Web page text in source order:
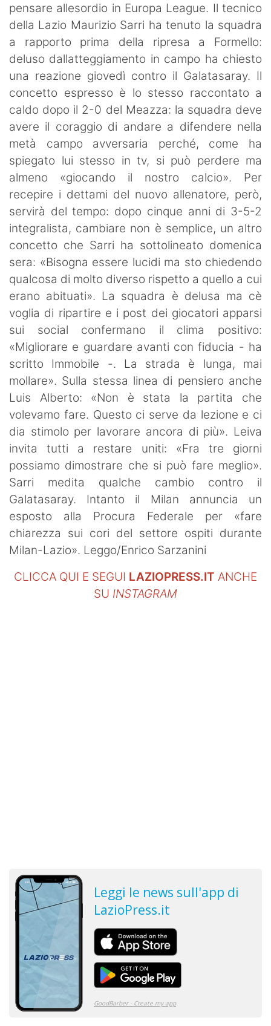
pensare allesordio in Europa League. Il tecnico
della Lazio Maurizio Sarri ha tenuto la squadra
a rapporto prima della ripresa a Formello:
deluso dallatteggiamento in campo ha chiesto
una reazione giovedì contro il Galatasaray. Il
concetto espresso è lo stesso raccontato a
caldo dopo il 2-0 del Meazza: la squadra deve
avere il coraggio di andare a difendere nella
metà campo avversaria perché, come ha
spiegato lui stesso in tv, si può perdere ma
almeno «giocando il nostro calcio». Per
recepire i dettami del nuovo allenatore, però,
servirà del tempo: dopo cinque anni di 3-5-2
integralista, cambiare non è semplice, un altro
concetto che Sarri ha sottolineato domenica
sera: «Bisogna essere lucidi ma sto chiedendo
qualcosa di molto diverso rispetto a quello a cui
erano abituati». La squadra è delusa ma cè
voglia di ripartire e i post dei giocatori apparsi
sui social confermano il clima positivo:
«Migliorare e guardare avanti con fiducia - ha
scritto Immobile -. La strada è lunga, mai
mollare». Sulla stessa linea di pensiero anche
Luis Alberto: «Non è stata la partita che
volevamo fare. Questo ci serve da lezione e ci
dia stimolo per lavorare ancora di più». Leiva
invita tutti a restare uniti: «Fra tre giorni
possiamo dimostrare che si può fare meglio».
Sarri medita qualche cambio contro il
Galatasaray. Intanto il Milan annuncia un
esposto alla Procura Federale per «fare
chiarezza sui cori del settore ospiti durante
Milan-Lazio». Leggo/Enrico Sarzanini
CLICCA QUI E SEGUI LAZIOPRESS.IT ANCHE
SU INSTAGRAM